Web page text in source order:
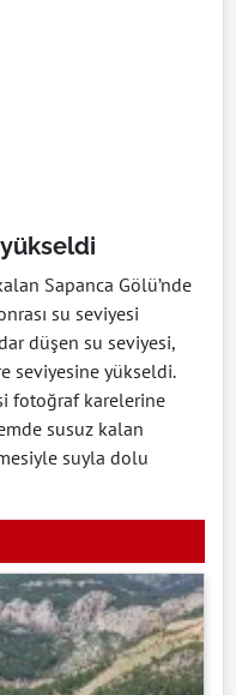
Sapanca Gölü’nde
su seviyesi
düşen su seviyesi,
seviyesine yükseldi.
fotoğraf karelerine
susuz kalan
suyla dolu